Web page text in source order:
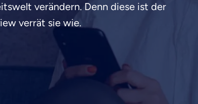
verändern. Denn diese ist der
verrät sie wie.